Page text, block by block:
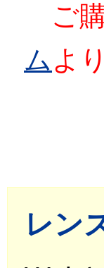
ご
ム よ
レン